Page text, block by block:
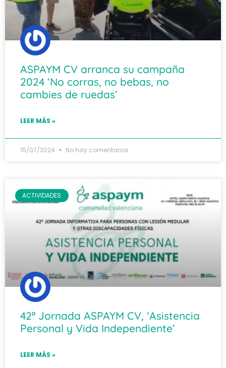
ASPAYM CV arranca su campaña
2024 ‘No corras, no bebas, no
cambies de ruedas’
LEER MÁS »
15/07/2024 No hay comentarios
ACTIVIDADES
42ª Jornada ASPAYM CV, ‘Asistencia
Personal y Vida Independiente’
LEER MÁS »